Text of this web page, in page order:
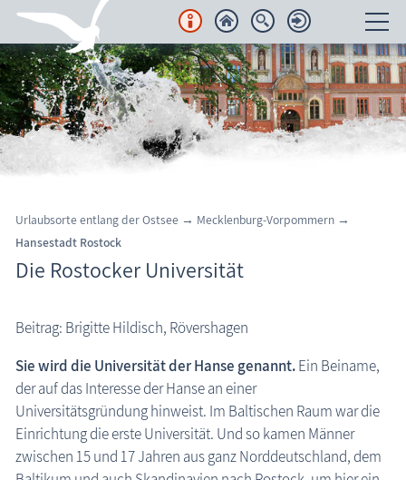
Unterkünfte
Regionales
Urlaubsorte
Karten
Blog
Hansestadt Rostock - Universität
Urlaubsorte entlang der Ostsee → Mecklenburg-Vorpommern →
Hansestadt Rostock
Die Rostocker Universität
Beitrag: Brigitte Hildisch, Rövershagen
Sie wird die Universität der Hanse genannt.Ein Beiname,
der auf das Interesse der Hanse an einer
Universitätsgründung hinweist. Im Baltischen Raum war die
Einrichtung die erste Universität. Und so kamen Männer
zwischen 15 und 17 Jahren aus ganz Norddeutschland, dem